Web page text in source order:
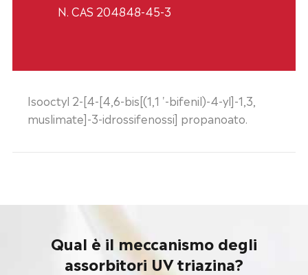
N. CAS 204848-45-3
Isooctyl 2-[4-[4,6-bis[(1,1 '-bifenil)-4-yl]-1,3,
muslimate]-3-idrossifenossi] propanoato.
Qual è il meccanismo degli
assorbitori UV triazina?